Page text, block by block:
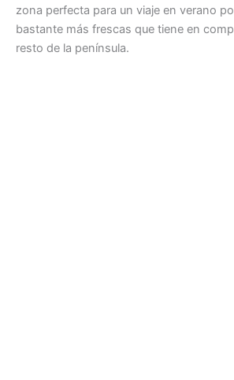
zona perfecta para un viaje en verano
bastante más frescas que tiene en
resto de la península.